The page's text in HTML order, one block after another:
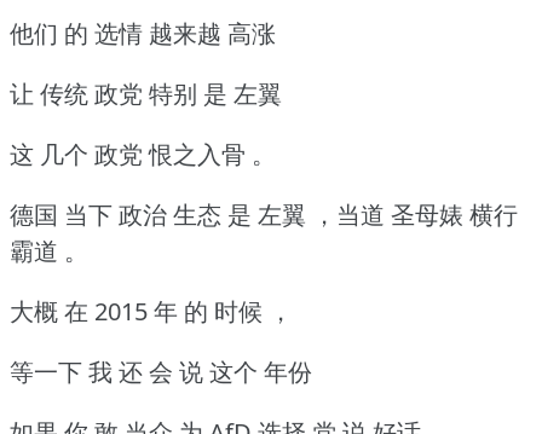
他们 的 选情 越来越 高涨
让 传统 政党 特别 是 左翼
这 几个 政党 恨之入骨 。
德国 当下 政治 生态 是 左翼 ，当道 圣母婊 横行
霸道 。
大概 在 2015 年 的 时候 ，
等一下 我 还 会 说 这个 年份